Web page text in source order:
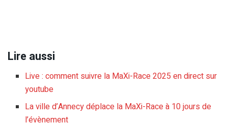
Lire aussi
Live : comment suivre la MaXi-Race 2025 en direct sur
youtube
La ville d’Annecy déplace la MaXi-Race à 10 jours de
l’évènement